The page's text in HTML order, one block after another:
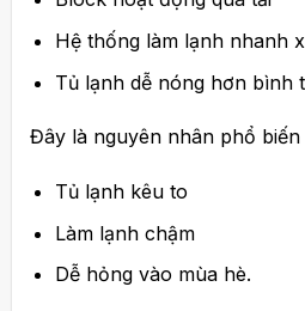
Hệ thống làm lạnh nhanh
Tủ lạnh dễ nóng hơn bình
Đây là nguyên nhân phổ biến
Tủ lạnh kêu to
Làm lạnh chậm
Dễ hỏng vào mùa hè.